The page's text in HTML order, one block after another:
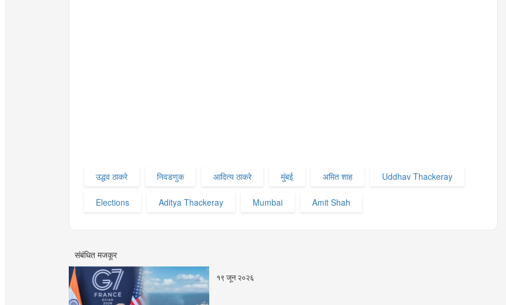
उद्धव ठाकरे निवडणुक आदित्य ठाकरे मुंबई अमित शाह Uddhav Thackeray
Elections Aditya Thackeray Mumbai Amit Shah
संबंधित मजकूर
१९ जून २०२६